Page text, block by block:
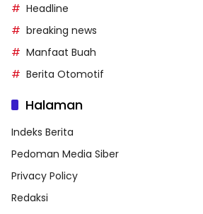
Headline
breaking news
Manfaat Buah
Berita Otomotif
Halaman
Indeks Berita
Pedoman Media Siber
Privacy Policy
Redaksi